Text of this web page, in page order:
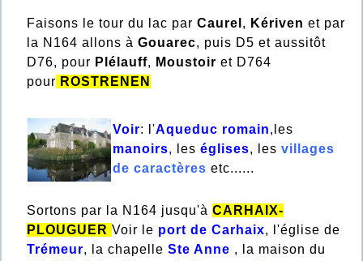
Faisons le tour du lac par Caurel , Kériven et par
la N164 allons à Gouarec, puis D5 et aussitôt
D76, pour Plélauff, Moustoir et D764
pour ROSTRENEN
Voir: l 'Aqueduc romain,les
manoirs, les églises, les villages
de caractères etc......
Sortons par la N164 jusqu'à CARHAIX-
PLOUGUER Voir le port de Carhaix, l'église de
Trémeur, la chapelle Ste Anne , la maison du